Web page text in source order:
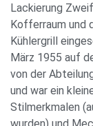
Lackierung
Kofferraum und
Kühlergrill
März 1955 auf
von der
und war ein
Stilmerkmalen